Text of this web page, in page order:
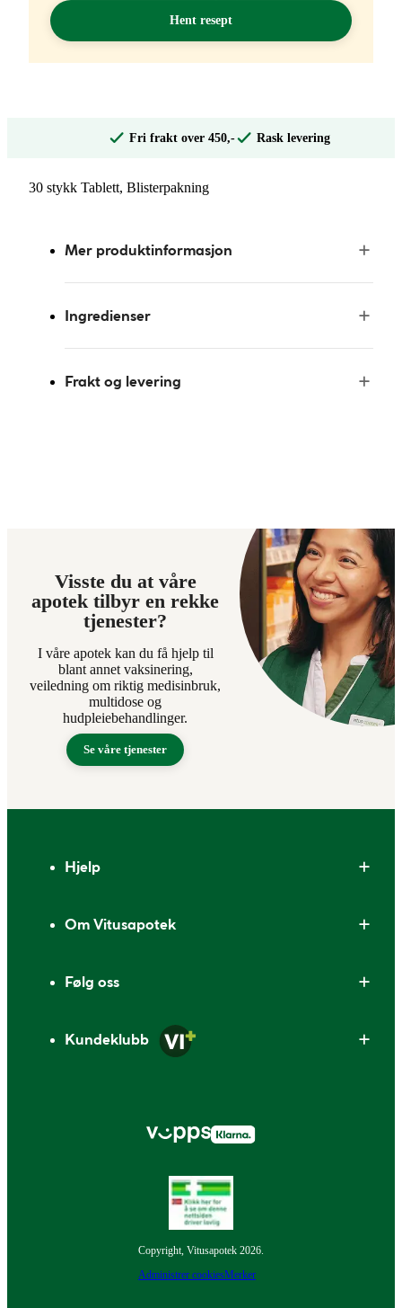
Hent resept
Fri frakt over 450,- Rask levering
30 stykk Tablett, Blisterpakning
Mer produktinformasjon
Ingredienser
Frakt og levering
Visste du at våre
apotek tilbyr en rekke
tjenester?
I våre apotek kan du få hjelp til
blant annet vaksinering,
veiledning om riktig medisinbruk,
multidose og
hudpleiebehandlinger.
Se våre tjenester
Hjelp
Om Vitusapotek
Følg oss
Kundeklubb
Copyright, Vitusapotek 2026.
Administrer cookiesMerker